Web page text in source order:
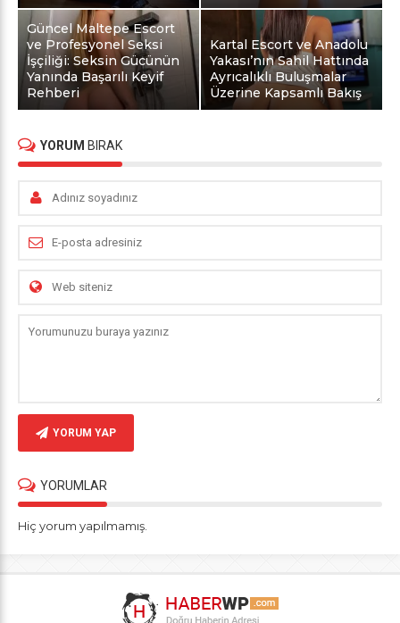
Güncel Maltepe Escort
ve Profesyonel Seksi
İşçiliği: Seksin Gücünün
Yanında Başarılı Keyif
Rehberi
Kartal Escort ve Anadolu
Yakası’nın Sahil Hattında
Ayrıcalıklı Buluşmalar
Üzerine Kapsamlı Bakış
YORUM BIRAK
YORUM YAP
YORUMLAR
Hiç yorum yapılmamış.